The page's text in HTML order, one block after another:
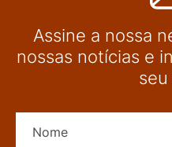
Assine a nossa
nossas notícias e
seu